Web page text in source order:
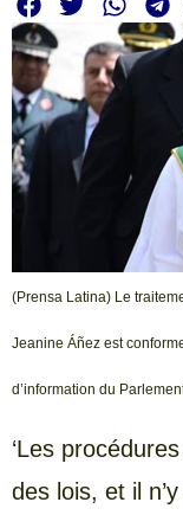
(Prensa Latina) Le
Jeanine Áñez est
d’information du
‘Les
des lois, et il